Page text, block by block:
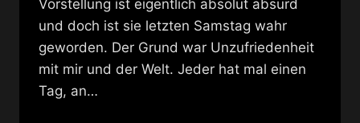
Vorstellung ist eigentlich absolut absurd
und doch ist sie letzten Samstag wahr
geworden. Der Grund war Unzufriedenheit
mit mir und der Welt. Jeder hat mal einen
Tag, an…